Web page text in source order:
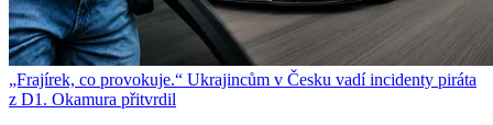
„Frajírek, co provokuje.“ Ukrajincům v Česku vadí incidenty piráta
z D1. Okamura přitvrdil